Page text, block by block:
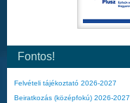
Fontos!
Felvételi tájékoztató 2026-2027
Beiratkozás (középfokú) 2026-2027